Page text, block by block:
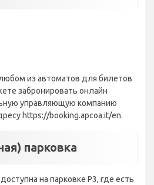
из автоматов для билетов
забронировать онлайн
управляющую компанию
https://booking.apcoa.it/en.
парковка
на парковке P3, где есть